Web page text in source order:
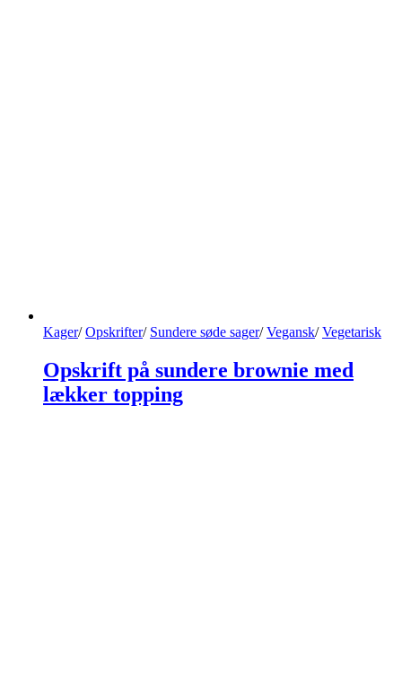
Kager/ Opskrifter/ Sundere søde sager/ Vegansk/ Vegetarisk
Opskrift på sundere brownie med
lækker topping